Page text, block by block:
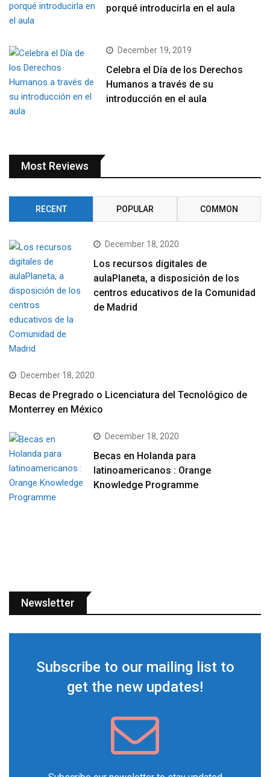
porqué introducirla en el aula
December 19, 2019
Celebra el Día de los Derechos
Humanos a través de su
introducción en el aula
Most Reviews
RECENT POPULAR COMMON
December 18, 2020
Los recursos digitales de
aulaPlaneta, a disposición de los
centros educativos de la Comunidad
de Madrid
December 18, 2020
Becas de Pregrado o Licenciatura del Tecnológico de
Monterrey en México
December 18, 2020
Becas en Holanda para
latinoamericanos : Orange
Knowledge Programme
Newsletter
Subscribe to our mailing list to
get the new updates!